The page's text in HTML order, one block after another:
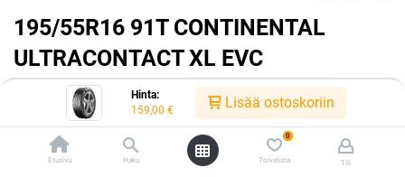
Hinta:
159,00 € Lisää ostoskoriin
Etusivu Haku
0
Toivelista Tili
195/55R16 91T CONTINENTAL
ULTRACONTACT XL EVC
Tehty kestämään.
4019238066067 Tuotekoodi:224065
Tällä tuotteella ei ole kelvollista yhdistelmää.